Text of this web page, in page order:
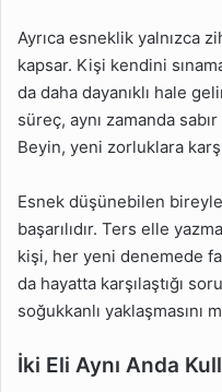
Ayrıca esneklik yalnızca
kapsar. Kişi kendini
da daha dayanıklı hale
süreç, aynı zamanda
Beyin, yeni zorluklara
Esnek düşünebilen
başarılıdır. Ters elle
kişi, her yeni denemede
da hayatta karşılaştığı
soğukkanlı yaklaşmasını
İki Eli Aynı Anda